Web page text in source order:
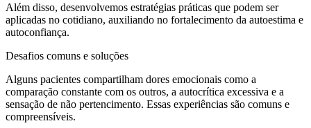
Além disso, desenvolvemos estratégias práticas que podem ser
aplicadas no cotidiano, auxiliando no fortalecimento da autoestima e
autoconfiança.
Desafios comuns e soluções
Alguns pacientes compartilham dores emocionais como a
comparação constante com os outros, a autocrítica excessiva e a
sensação de não pertencimento. Essas experiências são comuns e
compreensíveis.